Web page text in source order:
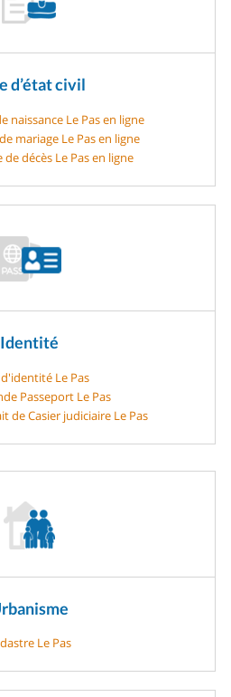
d’état civil
naissance Le Pas en ligne
mariage Le Pas en ligne
de décès Le Pas en ligne
Identité
Le Pas
Passeport Le Pas
de Casier judiciaire Le Pas
Le Pas